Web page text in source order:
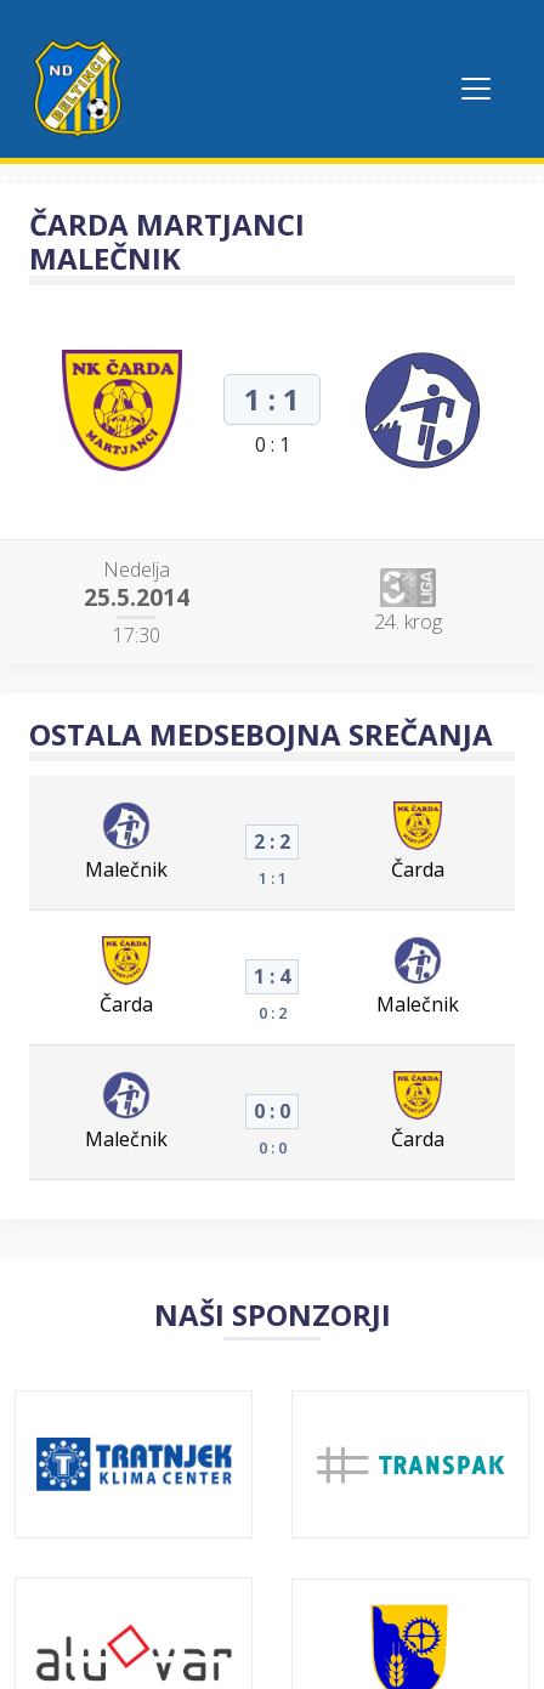
ČARDA MARTJANCI
MALEČNIK
1 : 1
0 : 1
Nedelja
25.5.2014
17:30 24. krog
OSTALA MEDSEBOJNA SREČANJA
Malečnik
2 : 2
1 : 1 Čarda
Čarda
1 : 4
0 : 2 Malečnik
Malečnik
0 : 0
0 : 0 Čarda
NAŠI SPONZORJI